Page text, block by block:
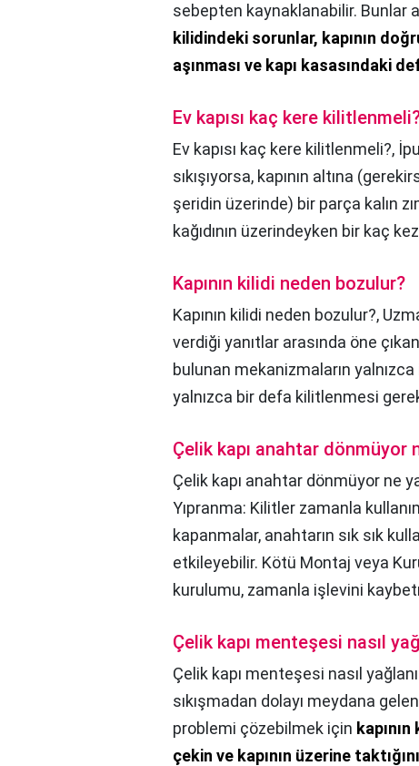
sebepten kaynaklanabilir. Bunlar
kilidindeki sorunlar, kapının
aşınması ve kapı kasasındaki
Ev kapısı kaç kere
Ev kapısı kaç kere kilitlenmeli?,
sıkışıyorsa, kapının altına
şeridin üzerinde) bir parça kalın
kağıdının üzerindeyken bir kaç
Kapının kilidi neden bozulur?
Kapının kilidi neden bozulur?,
verdiği yanıtlar arasında öne
bulunan mekanizmaların yalnızca
yalnızca bir defa kilitlenmesi
Çelik kapı anahtar dönmüyor
Çelik kapı anahtar dönmüyor ne
Yıpranma: Kilitler zamanla
kapanmalar, anahtarın sık sık
etkileyebilir. Kötü Montaj veya
kurulumu, zamanla işlevini
Çelik kapı menteşesi nasıl
Çelik kapı menteşesi nasıl
sıkışmadan dolayı meydana
problemi çözebilmek için
çekin ve kapının üzerine